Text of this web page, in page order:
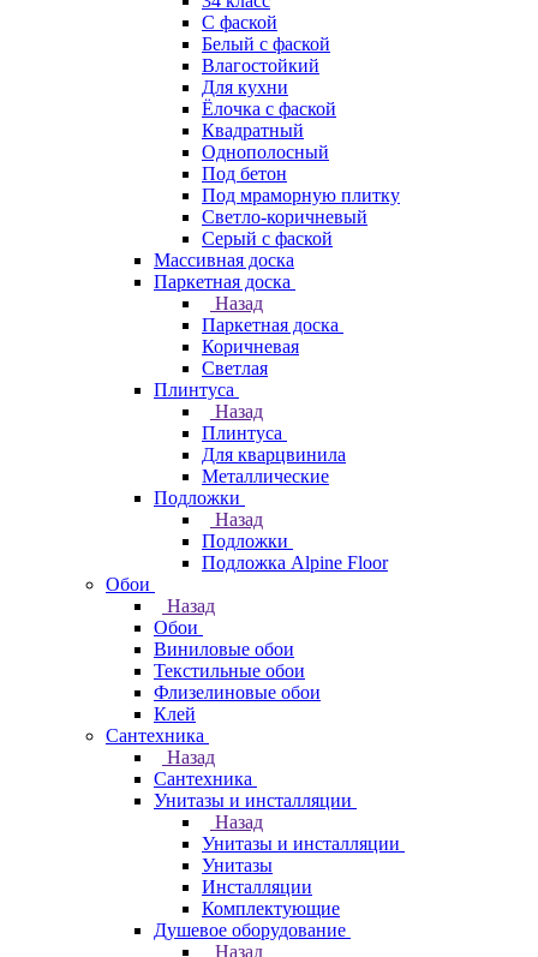
C фаской
Белый с фаской
Влагостойкий
Для кухни
Ёлочка с фаской
Квадратный
Однополосный
Под бетон
Под мраморную плитку
Светло-коричневый
Серый с фаской
Массивная доска
Паркетная доска
Назад
Паркетная доска
Коричневая
Светлая
Плинтуса
Назад
Плинтуса
Для кварцвинила
Металлические
Подложки
Назад
Подложки
Подложка Alpine Floor
Обои
Назад
Обои
Виниловые обои
Текстильные обои
Флизелиновые обои
Клей
Сантехника
Назад
Сантехника
Унитазы и инсталляции
Назад
Унитазы и инсталляции
Унитазы
Инсталляции
Комплектующие
Душевое оборудование
Назад